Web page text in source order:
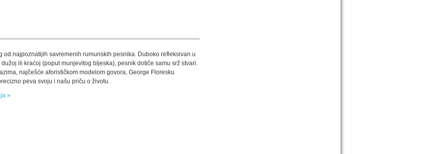
od najpoznatijih savremenih rumunskih pesnika. Duboko refleksivan u
ili kraćoj (poput munjevitog bljeska), pesnik dotiče samu srž stvari.
najčešće aforističkom modelom govora, George Floresku
peva svoju i našu priču o životu.
»